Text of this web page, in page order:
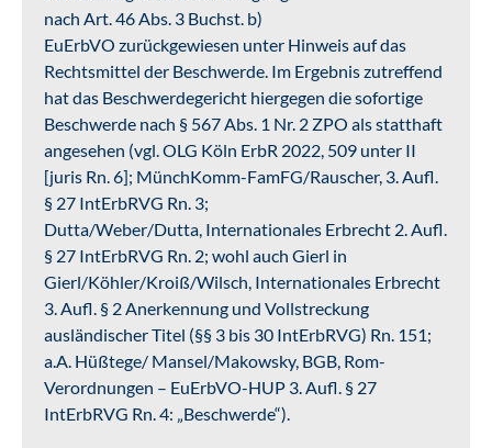
nach Art. 46 Abs. 3 Buchst. b)
EuErbVO zurückgewiesen unter Hinweis auf das
Rechtsmittel der Beschwerde. Im Ergebnis zutreffend
hat das Beschwerdegericht hiergegen die sofortige
Beschwerde nach § 567 Abs. 1 Nr. 2 ZPO als statthaft
angesehen (vgl. OLG Köln ErbR 2022, 509 unter II
[juris Rn. 6]; MünchKomm-FamFG/Rauscher, 3. Aufl.
§ 27 IntErbRVG Rn. 3;
Dutta/Weber/Dutta, Internationales Erbrecht 2. Aufl.
§ 27 IntErbRVG Rn. 2; wohl auch Gierl in
Gierl/Köhler/Kroiß/Wilsch, Internationales Erbrecht
3. Aufl. § 2 Anerkennung und Vollstreckung
ausländischer Titel (§§ 3 bis 30 IntErbRVG) Rn. 151;
a.A. Hüßtege/ Mansel/Makowsky, BGB, Rom-
Verordnungen – EuErbVO-HUP 3. Aufl. § 27
IntErbRVG Rn. 4: „Beschwerde“).